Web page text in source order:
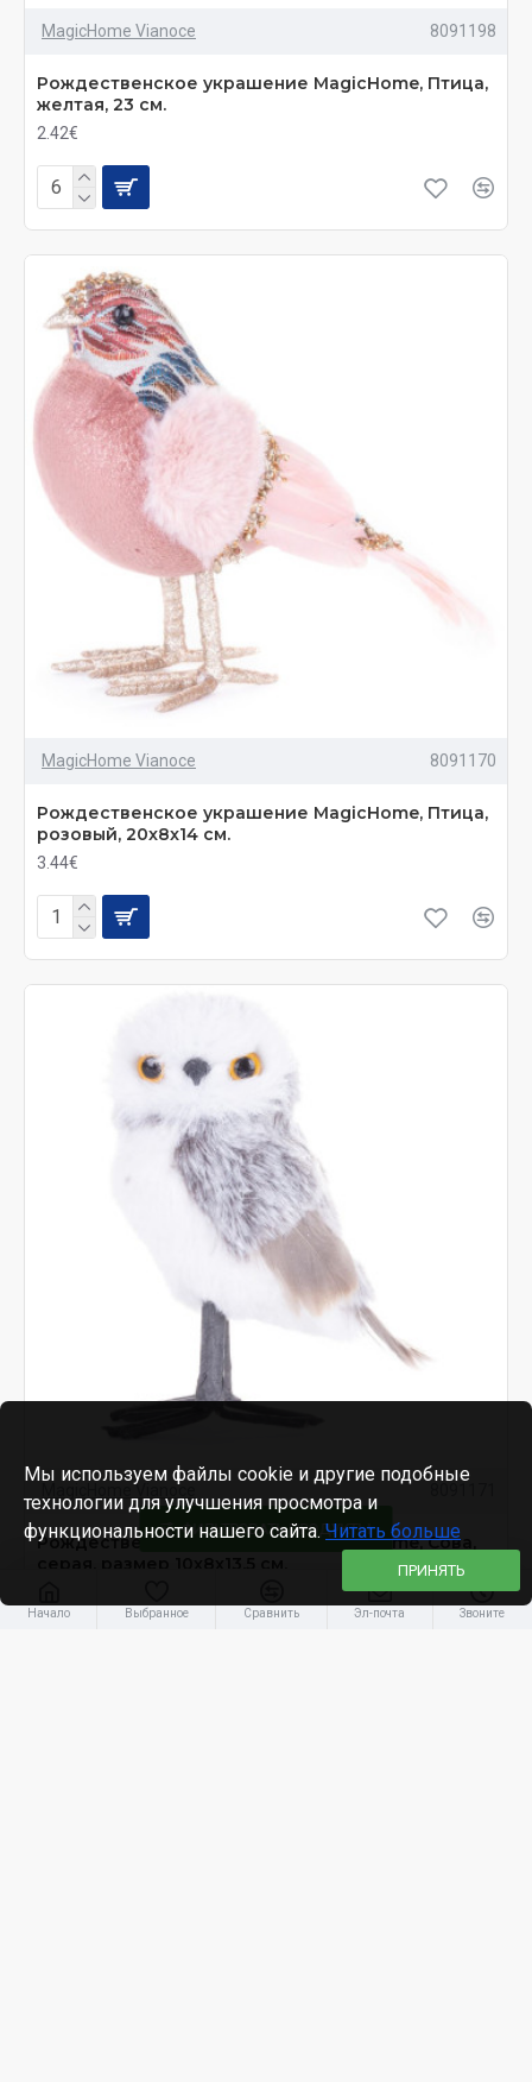
MagicHome Vianoce 8091198
Рождественское украшение MаgiсHome, Птица,
желтая, 23 см.
2.42€
MagicHome Vianoce 8091170
Рождественское украшение MаgiсHome, Птица,
розовый, 20x8x14 см.
3.44€
MagicHome Vianoce
Рождественское украшение MаgiсHome, Сова,
Начало Выбранное Сравнить Эл-почта Звоните
ПРИНЯТЬ
Мы используем файлы cookie и другие подобные
технологии для улучшения просмотра и
функциональности нашего сайта. Читать больше
ФИЛЬТРОВАТЬ ПРОДУКТЫ